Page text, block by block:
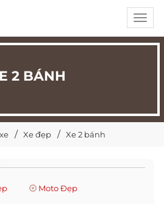
2 BÁNH
Xe đẹp Xe 2 bánh
Moto Đẹp